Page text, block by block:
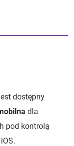
dostępny
dla
pod kontrolą